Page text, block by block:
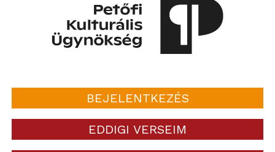
BEJELENTKEZÉS
EDDIGI VERSEIM